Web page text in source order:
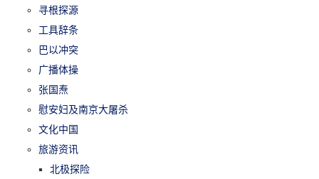
寻根探源
工具辞条
巴以冲突
广播体操
张国焘
慰安妇及南京大屠杀
文化中国
旅游资讯
北极探险